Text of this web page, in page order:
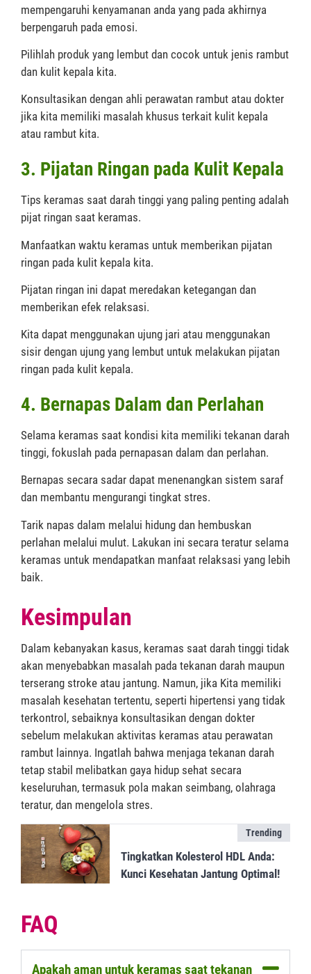
mempengaruhi kenyamanan anda yang pada akhirnya
berpengaruh pada emosi.
Pilihlah produk yang lembut dan cocok untuk jenis rambut
dan kulit kepala kita.
Konsultasikan dengan ahli perawatan rambut atau dokter
jika kita memiliki masalah khusus terkait kulit kepala
atau rambut kita.
3. Pijatan Ringan pada Kulit Kepala
Tips keramas saat darah tinggi yang paling penting adalah
pijat ringan saat keramas.
Manfaatkan waktu keramas untuk memberikan pijatan
ringan pada kulit kepala kita.
Pijatan ringan ini dapat meredakan ketegangan dan
memberikan efek relaksasi.
Kita dapat menggunakan ujung jari atau menggunakan
sisir dengan ujung yang lembut untuk melakukan pijatan
ringan pada kulit kepala.
4. Bernapas Dalam dan Perlahan
Selama keramas saat kondisi kita memiliki tekanan darah
tinggi, fokuslah pada pernapasan dalam dan perlahan.
Bernapas secara sadar dapat menenangkan sistem saraf
dan membantu mengurangi tingkat stres.
Tarik napas dalam melalui hidung dan hembuskan
perlahan melalui mulut. Lakukan ini secara teratur selama
keramas untuk mendapatkan manfaat relaksasi yang lebih
baik.
Kesimpulan
Dalam kebanyakan kasus, keramas saat darah tinggi tidak
akan menyebabkan masalah pada tekanan darah maupun
terserang stroke atau jantung. Namun, jika Kita memiliki
masalah kesehatan tertentu, seperti hipertensi yang tidak
terkontrol, sebaiknya konsultasikan dengan dokter
sebelum melakukan aktivitas keramas atau perawatan
rambut lainnya. Ingatlah bahwa menjaga tekanan darah
tetap stabil melibatkan gaya hidup sehat secara
keseluruhan, termasuk pola makan seimbang, olahraga
teratur, dan mengelola stres.
Trending
Tingkatkan Kolesterol HDL Anda:
Kunci Kesehatan Jantung Optimal!
FAQ
Apakah aman untuk keramas saat tekanan